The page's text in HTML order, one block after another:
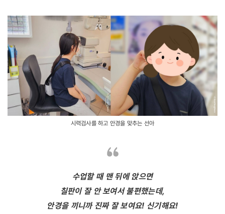
시력검사를 하고 안경을 맞추는 선아
수업할 때 맨 뒤에 앉으면
칠판이 잘 안 보여서 불편했는데,
안경을 끼니까 진짜 잘 보여요! 신기해요!